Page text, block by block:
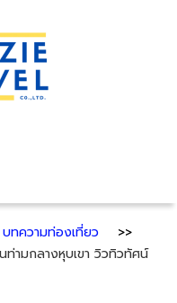
บทความท่องเที่ยว
ท่ามกลางหุบเขา วิวทิวทัศน์